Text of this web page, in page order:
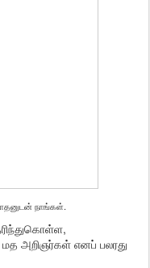
நாங்கள்.
அறிஞர்கள் எனப் பலரது